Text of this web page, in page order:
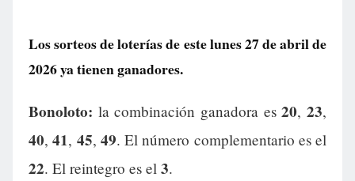
Los sorteos de loterías de este lunes 27 de abril de
2026 ya tienen ganadores.
Bonoloto: la combinación ganadora es20,23,
40,41, 45, 49. El número complementario es el
22. El reintegro es el 3.